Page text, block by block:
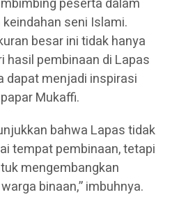
seni Islami.
besar ini tidak hanya
hasil pembinaan di Lapas
dapat menjadi inspirasi
Mukaffi.
bahwa Lapas tidak
tempat pembinaan, tetapi
mengembangkan
binaan,” imbuhnya.